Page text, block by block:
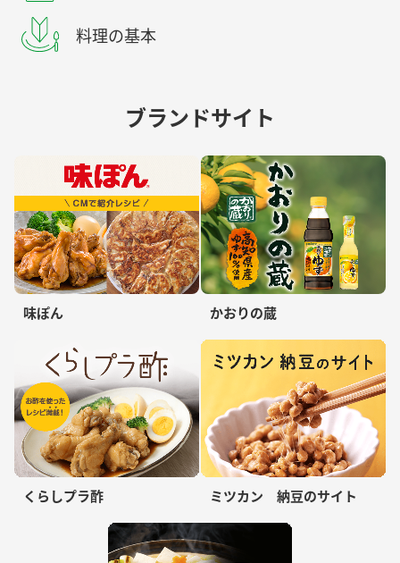
料理の基本
ブランドサイト
味ぽん かおりの蔵
くらしプラ酢 ミツカン 納豆のサイト